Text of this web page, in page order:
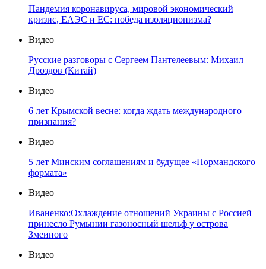
Пандемия коронавируса, мировой экономический
кризис, ЕАЭС и ЕС: победа изоляционизма?
Видео
Русские разговоры с Сергеем Пантелеевым: Михаил
Дроздов (Китай)
Видео
6 лет Крымской весне: когда ждать международного
признания?
Видео
5 лет Минским соглашениям и будущее «Нормандского
формата»
Видео
Иваненко:Охлаждение отношений Украины с Россией
принесло Румынии газоносный шельф у острова
Змеиного
Видео